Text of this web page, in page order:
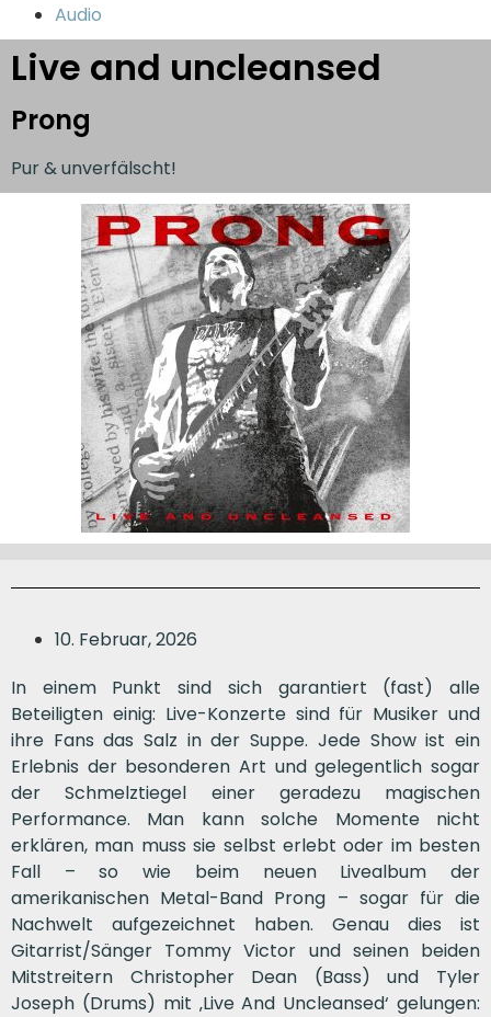
Audio
Live and uncleansed
Prong
Pur & unverfälscht!
10. Februar, 2026
In einem Punkt sind sich garantiert (fast) alle
Beteiligten einig: Live-Konzerte sind für Musiker und
ihre Fans das Salz in der Suppe. Jede Show ist ein
Erlebnis der besonderen Art und gelegentlich sogar
der Schmelztiegel einer geradezu magischen
Performance. Man kann solche Momente nicht
erklären, man muss sie selbst erlebt oder im besten
Fall – so wie beim neuen Livealbum der
amerikanischen Metal-Band Prong – sogar für die
Nachwelt aufgezeichnet haben. Genau dies ist
Gitarrist/Sänger Tommy Victor und seinen beiden
Mitstreitern Christopher Dean (Bass) und Tyler
Joseph (Drums) mit ‚Live And Uncleansed‘ gelungen: